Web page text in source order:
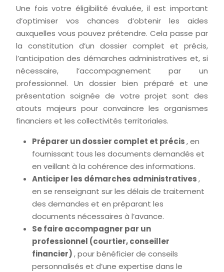
Une fois votre éligibilité évaluée, il est important
d’optimiser vos chances d’obtenir les aides
auxquelles vous pouvez prétendre. Cela passe par
la constitution d’un dossier complet et précis,
l’anticipation des démarches administratives et, si
nécessaire, l’accompagnement par un
professionnel. Un dossier bien préparé et une
présentation soignée de votre projet sont des
atouts majeurs pour convaincre les organismes
financiers et les collectivités territoriales.
Préparer un dossier complet et précis, en
fournissant tous les documents demandés et
en veillant à la cohérence des informations.
Anticiper les démarches administratives,
en se renseignant sur les délais de traitement
des demandes et en préparant les
documents nécessaires à l’avance.
Se faire accompagner par un
professionnel (courtier, conseiller
financier), pour bénéficier de conseils
personnalisés et d’une expertise dans le